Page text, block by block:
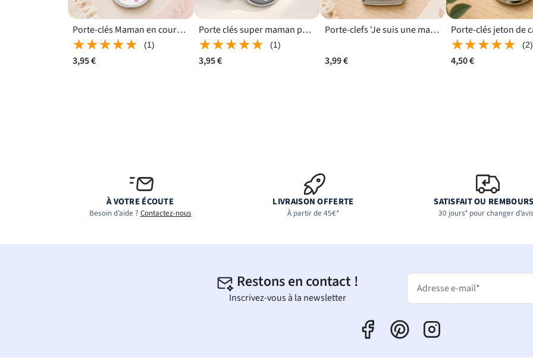
Porte-clés Maman en cours imprimé des deux côtés
★★★★★
★★★★★ (1)
3,95 €
Porte clés super maman pour célébrer une héroïne du quotidien
★★★★★
★★★★★ (1)
3,95 €
Porte-clefs 'Je suis une maman qui déchire' pour un anniversaire ou Noël
3,99 €
★★★★★
★★★★★ (2)
4,50 €
À VOTRE ÉCOUTE
Besoin d’aide ? Contactez-nous
LIVRAISON OFFERTE
À partir de 45€*
SATISFAIT OU
30 jours* pour changer d’avis
Restons en contact !
Inscrivez-vous à la newsletter Adresse e-mail*